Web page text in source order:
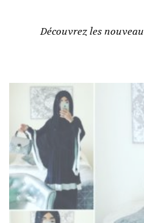
Découvrez les